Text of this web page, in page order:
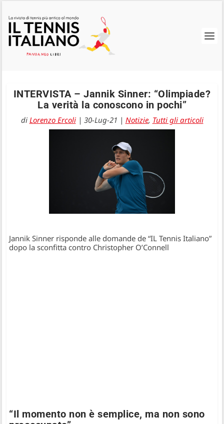
INTERVISTA – Jannik Sinner: “Olimpiade?
La verità la conoscono in pochi”
di Lorenzo Ercoli| 30-Lug-21 | Notizie, Tutti gli articoli
Jannik Sinner risponde alle domande de “IL Tennis Italiano”
dopo la sconfitta contro Christopher O’Connell
“Il momento non è semplice, ma non sono